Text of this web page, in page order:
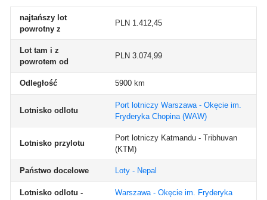
najtańszy lot
powrotny z
PLN 1.412,45
Lot tam i z
powrotem od
PLN 3.074,99
Odległość 5900 km
Lotnisko odlotu
Port lotniczy Warszawa - Okęcie im.
Fryderyka Chopina(WAW)
Lotnisko przylotu
Port lotniczy Katmandu - Tribhuvan
(KTM)
Państwo docelowe Loty - Nepal
Lotnisko odlotu -
Warszawa - Okęcie im. Fryderyka